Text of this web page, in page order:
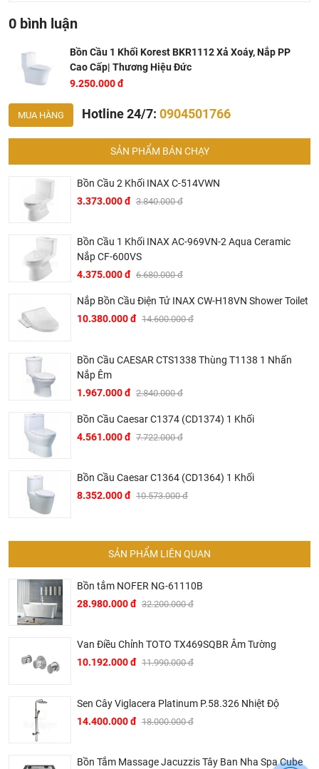
– Bộ xả cao cấp bảo hành 5 năm, công nghệ bảo hành điện
lúc, mọi nơi thông qua điện thoại di động.
Bồn Cầu 1 Khối Korest BKR1112
Bản vẽ kỹ thuật bồn cầu liền khối Korest BKR1112
0 bình luận
Bồn Cầu 1 Khối Korest BKR1112 Xả Xoáy, Nắp PP
Cao Cấp| Thương Hiệu Đức
9.250.000 đ
MUA HÀNG Hotline 24/7: 0904501766
SẢN PHẨM BÁN CHẠY
Bồn Cầu 2 Khối INAX C-514VWN
3.373.000 đ 3.840.000 đ
Bồn Cầu 1 Khối INAX AC-969VN-2 Aqua Ceramic
Nắp CF-600VS
4.375.000 đ 6.680.000 đ
Nắp Bồn Cầu Điện Tử INAX CW-H18VN Shower Toilet
10.380.000 đ 14.600.000 đ
Bồn Cầu CAESAR CTS1338 Thùng T1138 1 Nhấn
Nắp Êm
1.967.000 đ 2.840.000 đ
Bồn Cầu Caesar C1374 (CD1374) 1 Khối
4.561.000 đ 7.722.000 đ
Bồn Cầu Caesar C1364 (CD1364) 1 Khối
8.352.000 đ 10.573.000 đ
SẢN PHẨM LIÊN QUAN
Bồn tắm NOFER NG-61110B
28.980.000 đ 32.200.000 đ
Van Điều Chỉnh TOTO TX469SQBR Âm Tường
10.192.000 đ 11.990.000 đ
Sen Cây Viglacera Platinum P.58.326 Nhiệt Độ
14.400.000 đ 18.000.000 đ
Bồn Tắm Massage Jacuzzis Tây Ban Nha Spa Cube